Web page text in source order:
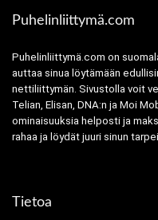
Puhelinliittymä.com
Puhelinliittymä.com on
auttaa sinua löytämään
nettiliittymän. Sivustolla voit
Telian, Elisan, DNA:n ja Moi
ominaisuuksia helposti ja
rahaa ja löydät juuri sinun
Tietoa